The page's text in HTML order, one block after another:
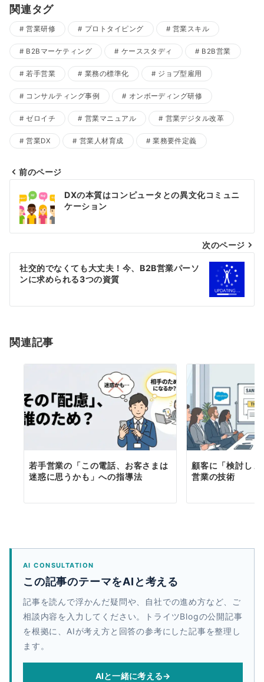
関連タグ
営業研修 プロトタイピング 営業スキル
B2Bマーケティング ケーススタディ B2B営業
若手営業 業務の標準化 ジョブ型雇用
コンサルティング事例 オンボーディング研修
ゼロイチ 営業マニュアル 営業デジタル改革
営業DX 営業人材育成 業務要件定義
稿
ナ
ビ
ゲ
ー
ョ
前のページ
DXの本質はコンピュータとの異文化コミュニ
ケーション
次のページ
社交的でなくても大丈夫！今、B2B営業パーソ
ンに求められる3つの資質
関連記事
若手営業の「この電話、お客さまは
迷惑に思うかも」への指導法
顧客に「検討し
営業の技術
AI CONSULTATION
この記事のテーマをAIと考える
記事を読んで浮かんだ疑問や、自社での進め方など、ご
相談内容を入力してください。トライツBlogの公開記事
を根拠に、AIが考え方と回答の参考にした記事を整理し
ます。
AIと一緒に考える→